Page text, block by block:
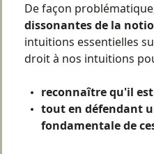
De façon
dissonantes de la
intuitions essentielles
droit à nos intuitions
reconnaître qu'il
tout en défendant
fondamentale de